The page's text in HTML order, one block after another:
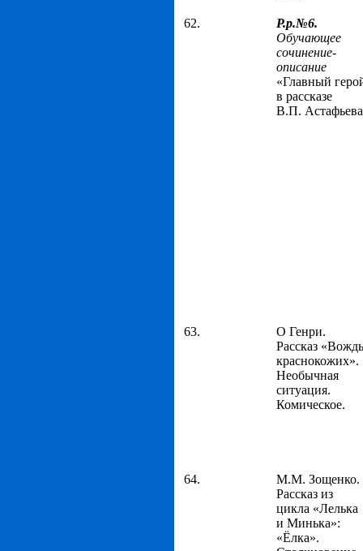
62.
Р.р.№6.
Обучающее
сочинение-
описание
«Главный
в рассказе
В.П. Астафьева
63.
О Генри.
Рассказ «Вождь
краснокожих».
Необычная
ситуация.
Комическое.
64.
М.М. Зощенко.
Рассказ из
цикла «Лелька
и Минька»:
«Ёлка».